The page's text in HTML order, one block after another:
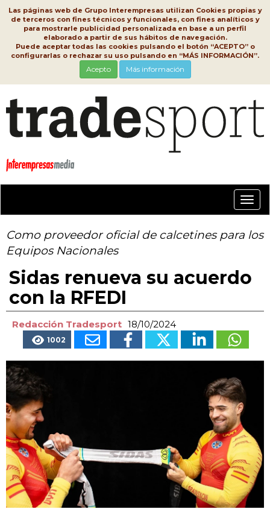
Las páginas web de Grupo Interempresas utilizan Cookies propias y
de terceros con fines técnicos y funcionales, con fines analíticos y
para mostrarle publicidad personalizada en base a un perfil
elaborado a partir de sus hábitos de navegación.
Puede aceptar todas las cookies pulsando el botón “ACEPTO” o
configurarlas o rechazar su uso pulsando en “MÁS INFORMACIÓN”.
Acepto Más información
Como proveedor oficial de calcetines para los
Equipos Nacionales
Sidas renueva su acuerdo
con la RFEDI
Redacción Tradesport 18/10/2024
1002